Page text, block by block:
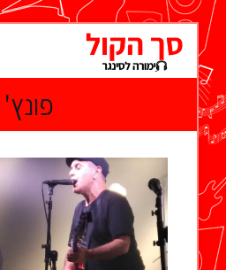
פונץ'